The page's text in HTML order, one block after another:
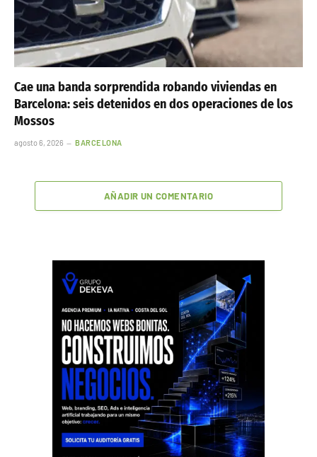
Cae una banda sorprendida robando viviendas en
Barcelona: seis detenidos en dos operaciones de los
Mossos
agosto 6, 2026 BARCELONA
AÑADIR UN COMENTARIO